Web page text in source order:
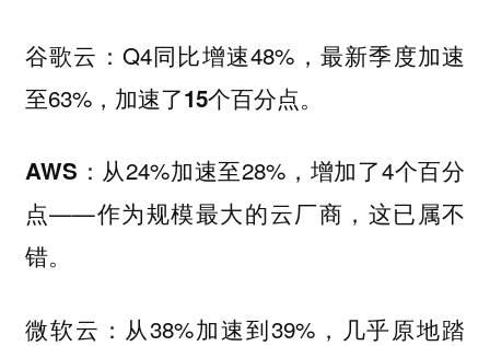
谷歌云 ：Q4同比增速48%，最新季度加速
至63%， 加速了15个百分点。
AWS ：从24%加速至28%，增加了4个百分
点——作为规模最大的云厂商，这已属不
错。
微软云 ：从38%加速到39%，几乎原地踏